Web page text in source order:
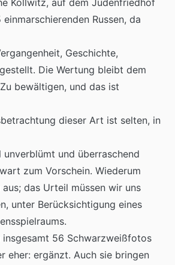
Kollwitz, auf dem Judenfriedhof
Russen, da
Geschichte,
Die Wertung bleibt dem
bewältigen, und das ist
dieser Art ist selten, in
und überraschend
zum Vorschein. Wiederum
aus; das Urteil müssen wir uns
unter Berücksichtigung eines
56 Schwarzweißfotos
eher: ergänzt. Auch sie bringen